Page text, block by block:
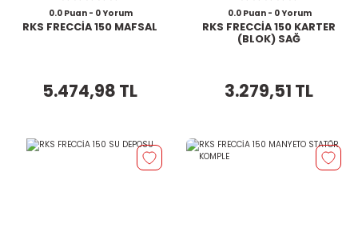
0.0 Puan - 0 Yorum
RKS FRECCİA 150 MAFSAL
5.474,98 TL
0.0 Puan - 0 Yorum
RKS FRECCİA 150 KARTER
(BLOK) SAĞ
3.279,51 TL